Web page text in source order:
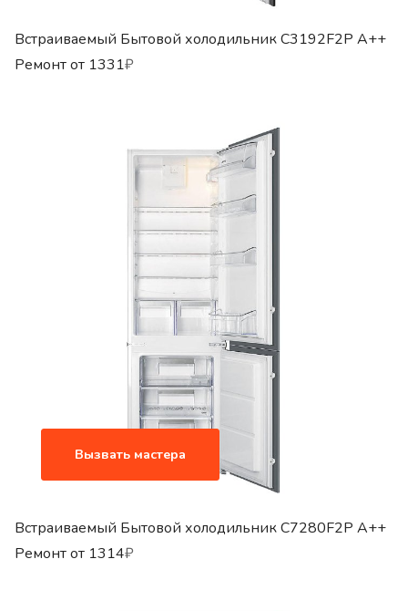
Встраиваемый Бытовой холодильник C3192F2P A++
Ремонт от 1331₽
Вызвать мастера
Встраиваемый Бытовой холодильник C7280F2P A++
Ремонт от 1314₽